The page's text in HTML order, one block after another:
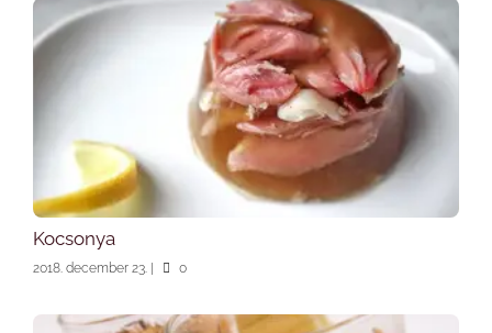
Kocsonya
2018. december 23. | 0